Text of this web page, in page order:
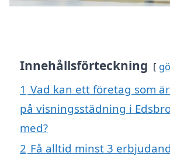
Innehållsförteckning
1 Vad kan ett företag som
på visningsstädning i
med?
2 Få alltid minst 3